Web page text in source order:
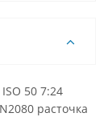
50 7:24
расточка